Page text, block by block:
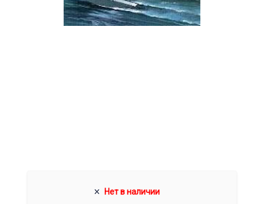
Нет в наличии